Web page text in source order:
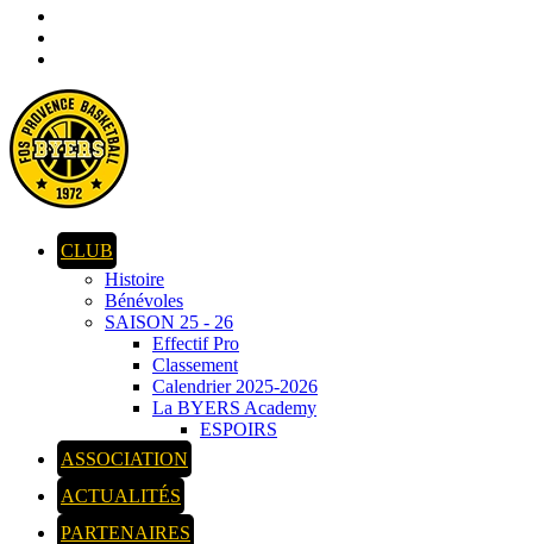
CLUB
Histoire
Bénévoles
SAISON 25 - 26
Effectif Pro
Classement
Calendrier 2025-2026
La BYERS Academy
ESPOIRS
ASSOCIATION
ACTUALITÉS
PARTENAIRES